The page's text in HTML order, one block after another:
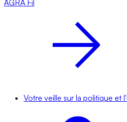
AGRA Fil
Votre veille sur la politique et